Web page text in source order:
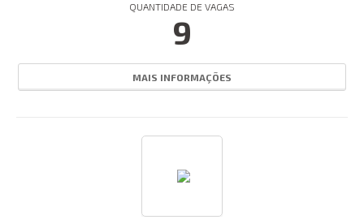
QUANTIDADE DE VAGAS
9
MAIS INFORMAÇÕES